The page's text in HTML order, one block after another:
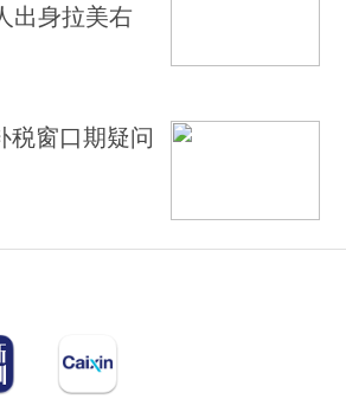
出身拉美右
税窗口期疑问